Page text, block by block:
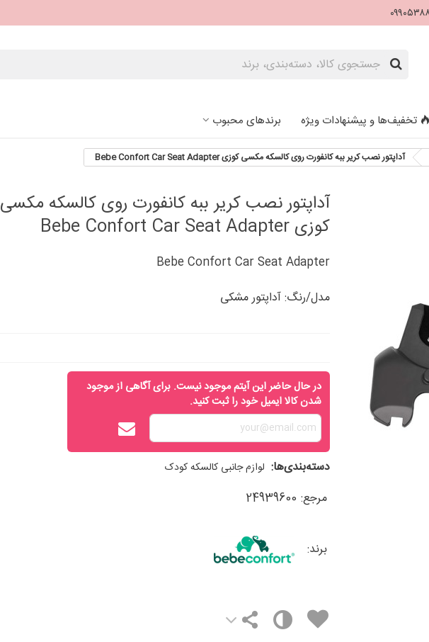
تخفیف‌ها و پیشنهادات ویژه برندهای محبوب
آداپتور نصب کریر ببه کانفورت روی کالسکه مکسی کوزی Bebe Confort Car Seat Adapter
آداپتور نصب کریر ببه کانفورت روی کالسکه مکسی
کوزی Bebe Confort Car Seat Adapter
Bebe Confort Car Seat Adapter
مدل/رنگ: آداپتور مشکی
در حال حاضر این آیتم موجود نیست. برای آگاهی از موجود
شدن کالا ایمیل خود را ثبت کنید.
دسته‌بندی‌ها: لوازم جانبی کالسکه کودک
مرجع: 24939600
برند: